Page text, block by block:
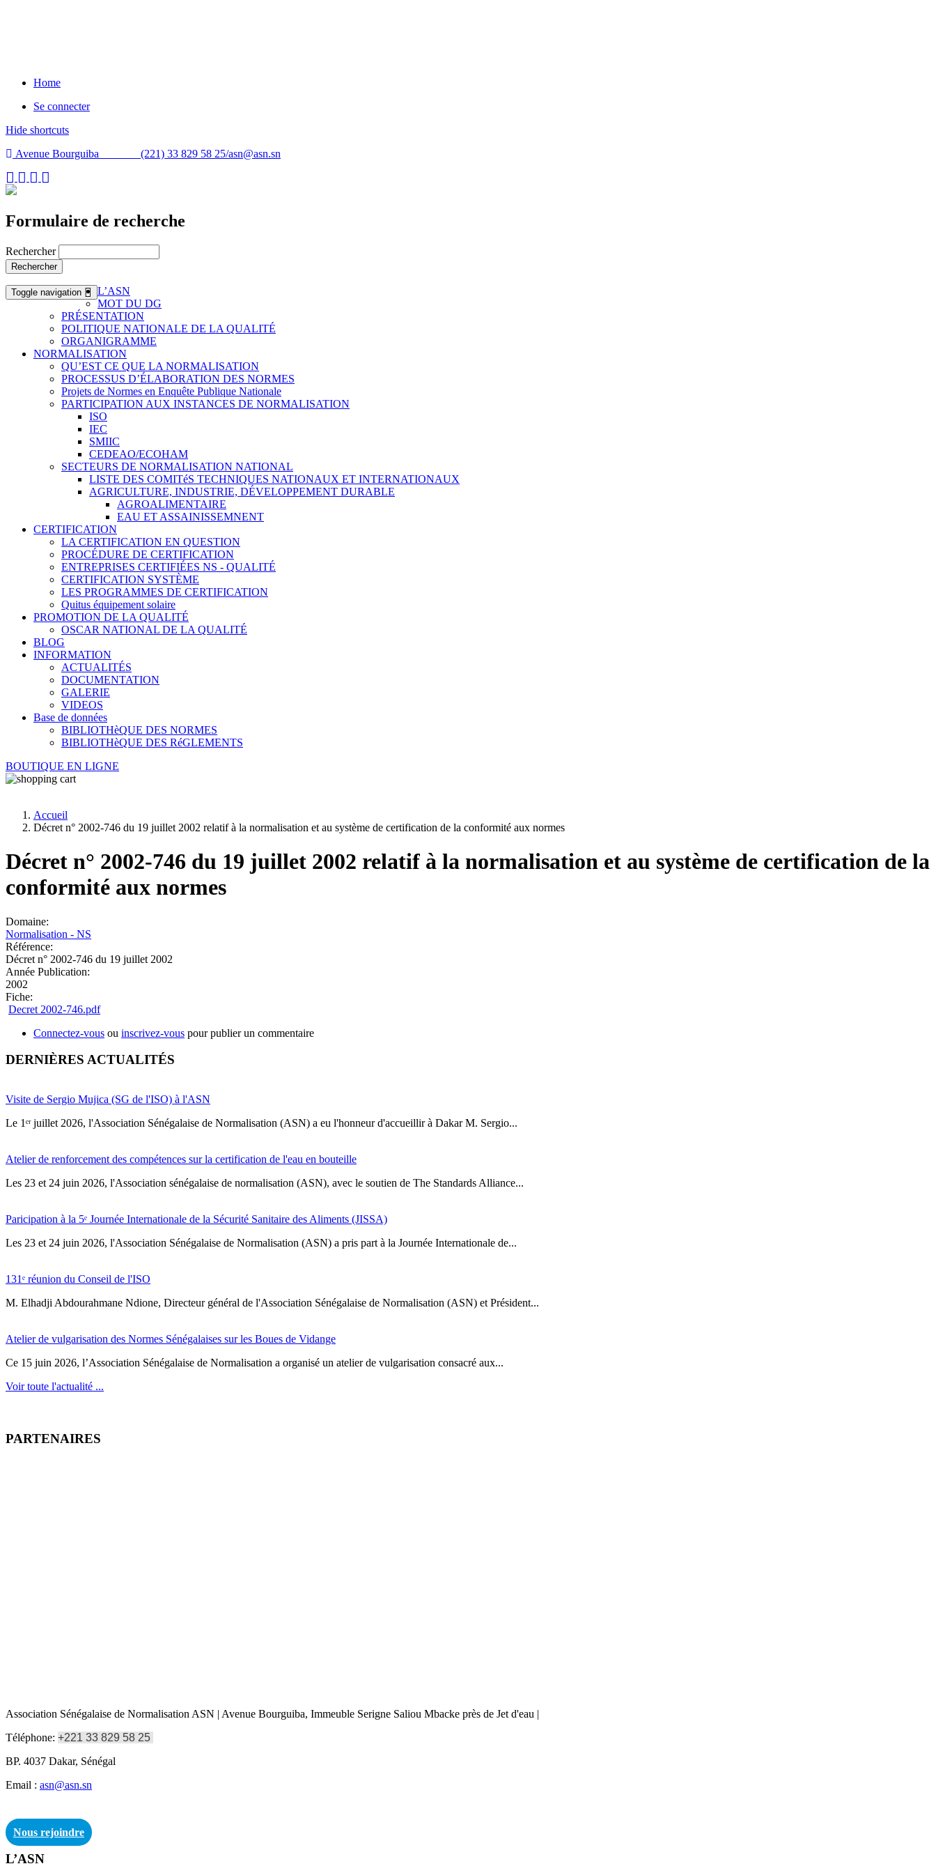
Home
Se connecter
Hide shortcuts
Avenue Bourguiba (221) 33 829 58 25/asn@asn.sn
Formulaire de recherche
Rechercher
Rechercher
Toggle navigation
L’ASN
MOT DU DG
PRÉSENTATION
POLITIQUE NATIONALE DE LA QUALITÉ
ORGANIGRAMME
NORMALISATION
QU’EST CE QUE LA NORMALISATION
PROCESSUS D’ÉLABORATION DES NORMES
Projets de Normes en Enquête Publique Nationale
PARTICIPATION AUX INSTANCES DE NORMALISATION
ISO
IEC
SMIIC
CEDEAO/ECOHAM
SECTEURS DE NORMALISATION NATIONAL
LISTE DES COMITéS TECHNIQUES NATIONAUX ET INTERNATIONAUX
AGRICULTURE, INDUSTRIE, DÉVELOPPEMENT DURABLE
AGROALIMENTAIRE
EAU ET ASSAINISSEMNENT
CERTIFICATION
LA CERTIFICATION EN QUESTION
PROCÉDURE DE CERTIFICATION
ENTREPRISES CERTIFIÉES NS - QUALITÉ
CERTIFICATION SYSTÈME
LES PROGRAMMES DE CERTIFICATION
Quitus équipement solaire
PROMOTION DE LA QUALITÉ
OSCAR NATIONAL DE LA QUALITÉ
BLOG
INFORMATION
ACTUALITÉS
DOCUMENTATION
GALERIE
VIDEOS
Base de données
BIBLIOTHèQUE DES NORMES
BIBLIOTHèQUE DES RéGLEMENTS
BOUTIQUE EN LIGNE
Accueil
Décret n° 2002-746 du 19 juillet 2002 relatif à la normalisation et au système de certification de la conformité aux normes
Décret n° 2002-746 du 19 juillet 2002 relatif à la normalisation et au système de certification de la
conformité aux normes
Domaine:
Normalisation - NS
Référence:
Décret n° 2002-746 du 19 juillet 2002
Année Publication:
2002
Fiche:
Decret 2002-746.pdf
Connectez-vous ou inscrivez-vous pour publier un commentaire
DERNIÈRES ACTUALITÉS
Visite de Sergio Mujica (SG de l'ISO) à l'ASN
Le 1ᵉʳ juillet 2026, l'Association Sénégalaise de Normalisation (ASN) a eu l'honneur d'accueillir à Dakar M. Sergio...
Atelier de renforcement des compétences sur la certification de l'eau en bouteille
Les 23 et 24 juin 2026, l'Association sénégalaise de normalisation (ASN), avec le soutien de The Standards Alliance...
Paricipation à la 5ᵉ Journée Internationale de la Sécurité Sanitaire des Aliments (JISSA)
‎Les 23 et 24 juin 2026, l'Association Sénégalaise de Normalisation (ASN) a pris part à la Journée Internationale de...
131ᵉ réunion du Conseil de l'ISO
M. Elhadji Abdourahmane Ndione, Directeur général de l'Association Sénégalaise de Normalisation (ASN) et Président...
Atelier de vulgarisation des Normes Sénégalaises sur les Boues de Vidange
Ce 15 juin 2026, l’Association Sénégalaise de Normalisation a organisé un atelier de vulgarisation consacré aux...
Voir toute l'actualité ...
PARTENAIRES
Association Sénégalaise de Normalisation ASN | Avenue Bourguiba, Immeuble Serigne Saliou Mbacke près de Jet d'eau |
Téléphone: +221 33 829 58 25
BP. 4037 Dakar, Sénégal
Email : asn@asn.sn
Nous rejoindre
L’ASN